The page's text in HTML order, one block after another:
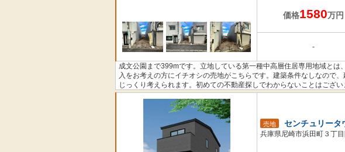
価格1580万円
-
成文公園まで399mです。立地している第一種中高層住居専用地域と
入をお考えの方にイチオシの売地がこちらです。建築条件なしなので
じっくり考えられます。初めての不動産探しでわからないことはござ
の疑問や不安を解消し、住まい探しを親切丁寧にサポートいたします。
売地 センチュリータ
兵庫県尼崎市浜田町３丁目